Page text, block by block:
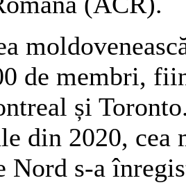
de membri,
și
din 2020, cea
Nord s-a